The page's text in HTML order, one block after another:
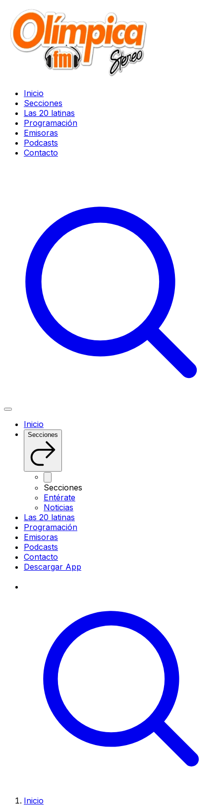
Inicio
Secciones
Las 20 latinas
Programación
Emisoras
Podcasts
Contacto
Inicio
Secciones
Secciones
Entérate
Noticias
Las 20 latinas
Programación
Emisoras
Podcasts
Contacto
Descargar App
Inicio